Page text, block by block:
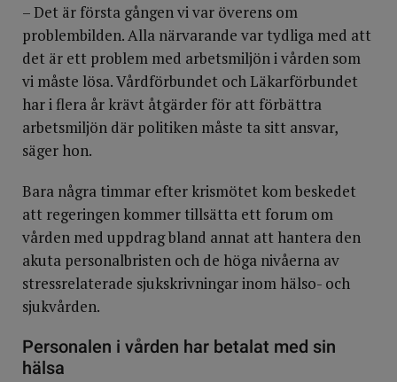
– Det är första gången vi var överens om
problembilden. Alla närvarande var tydliga med att
det är ett problem med arbetsmiljön i vården som
vi måste lösa. Vårdförbundet och Läkarförbundet
har i flera år krävt åtgärder för att förbättra
arbetsmiljön där politiken måste ta sitt ansvar,
säger hon.
Bara några timmar efter krismötet kom beskedet
att regeringen kommer tillsätta ett forum om
vården med uppdrag bland annat att hantera den
akuta personalbristen och de höga nivåerna av
stressrelaterade sjukskrivningar inom hälso- och
sjukvården.
Personalen i vården har betalat med sin
hälsa